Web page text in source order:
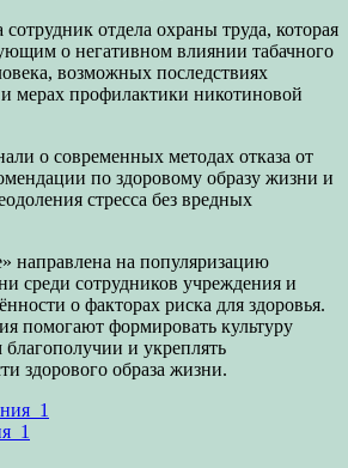
отдела охраны труда, которая
о негативном влиянии табачного
возможных последствиях
мерах профилактики никотиновой
о современных методах отказа от
по здоровому образу жизни и
стресса без вредных
направлена на популяризацию
среди сотрудников учреждения и
о факторах риска для здоровья.
помогают формировать культуру
и укреплять
здорового образа жизни.